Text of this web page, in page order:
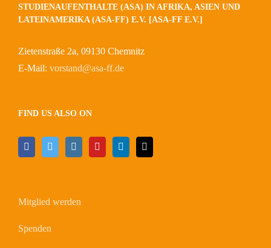
STUDIENAUFENTHALTE (ASA) IN AFRIKA, ASIEN UND
LATEINAMERIKA (ASA-FF) E.V. [ASA-FF E.V.]
Zietenstraße 2a, 09130 Chemnitz
E-Mail: vorstand@asa-ff.de
FIND US ALSO ON
Mitglied werden
Spenden